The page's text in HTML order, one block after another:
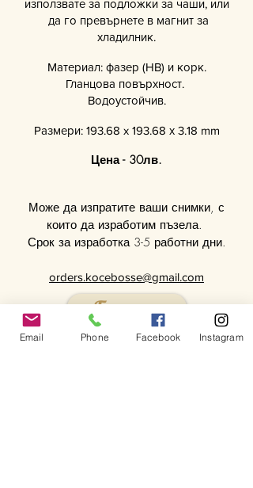
използвате за подложки за чаши, или
да го превърнете в магнит за
хладилник.
​Материал: фазер (HB) и корк.
Гланцова повърхност.
Водоустойчив.
​Размери: 193.68 x 193.68 х 3.18 mm
Цена - 30лв.
Може да изпратите ваши снимки, с
които да изработим пъзела.
Срок за изработка 3-5 работни дни.
orders.kocebosse@gmail.com
Галерия
< Назад
Email Phone Facebook Instagram